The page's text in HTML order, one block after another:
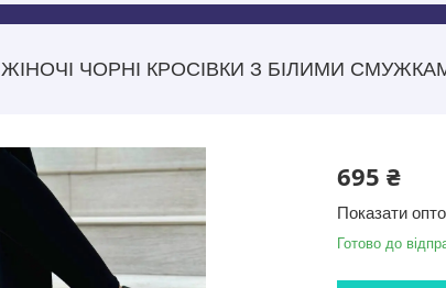
ЖІНОЧІ ЧОРНІ КРОСІВКИ З БІЛИМИ
695 ₴
Показати
Готово до